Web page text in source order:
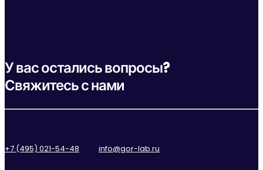
У вас остались вопросы?
Свяжитесь с нами
+7 (495) 021-54-48 info@gor-lab.ru